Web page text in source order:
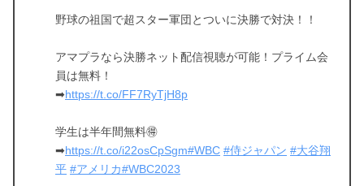
野球の祖国で超スター軍団とついに決勝で対決！！
アマプラなら決勝ネット配信視聴が可能！プライム会
員は無料！
➡ https://t.co/FF7RyTjH8p
学生は半年間無料🉐
➡ https://t.co/i22osCpSgm#WBC #侍ジャパン #大谷翔
平 #アメリカ#WBC2023